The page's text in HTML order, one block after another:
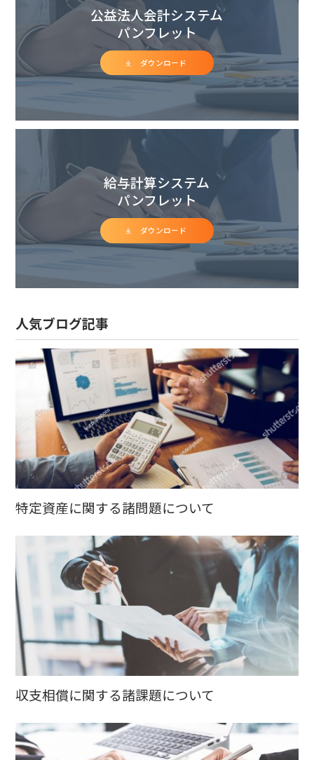
公益法人会計システム
パンフレット
ダウンロード
給与計算システム
パンフレット
ダウンロード
人気ブログ記事
特定資産に関する諸問題について
収支相償に関する諸課題について